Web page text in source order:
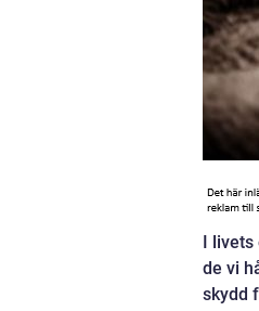
I livets
de vi
skydd